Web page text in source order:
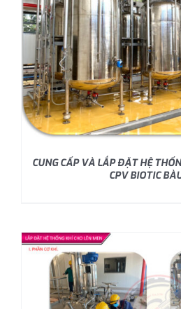
CUNG CẤP VÀ LẮP ĐẶT HỆ
CPV BIOTIC